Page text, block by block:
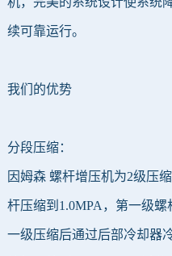
续可靠运行。
我们的优势
分段压缩：
因姆森 螺杆增压机为2级压
杆压缩到1.0MPA，第一级
一级压缩后通过后部冷却器